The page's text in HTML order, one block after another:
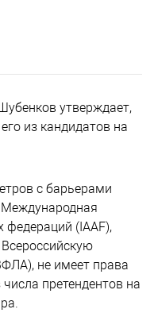
утверждает,
из кандидатов на
с барьерами
Международная
федераций (IAAF),
не имеет права
претендентов на